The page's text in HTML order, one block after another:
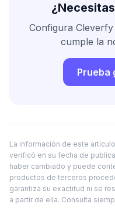
Configura
cumple la
Prueba
La información de este
verificó en su fecha de
haber cambiado y puede
productos de terceros
garantiza su exactitud ni se
a partir de ella. Consulta